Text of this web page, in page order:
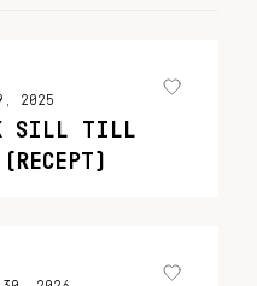
2025
SILL TILL
(RECEPT)